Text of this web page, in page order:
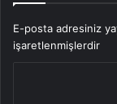
E-posta adresiniz
işaretlenmişlerdir